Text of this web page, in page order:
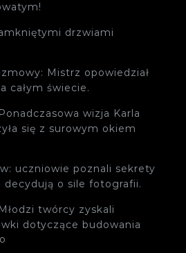
drzwiami
Mistrz opowiedział
całym świecie.
wizja Karla
się z surowym okiem
uczniowie poznali sekrety
o sile fotografii.
twórcy zyskali
dotyczące budowania